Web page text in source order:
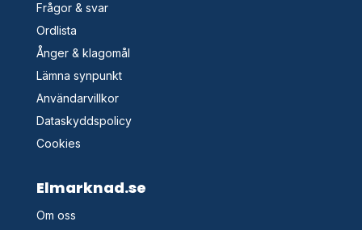
Frågor & svar
Ordlista
Ånger & klagomål
Lämna synpunkt
Användarvillkor
Dataskyddspolicy
Cookies
Elmarknad.se
Om oss